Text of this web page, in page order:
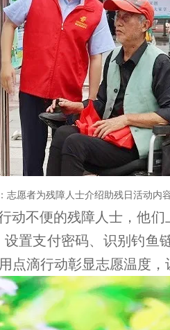
志愿者为残障人士介绍助残日活动内
动不便的残障人士，他
置支付密码、识别钓
滴行动彰显志愿温度，